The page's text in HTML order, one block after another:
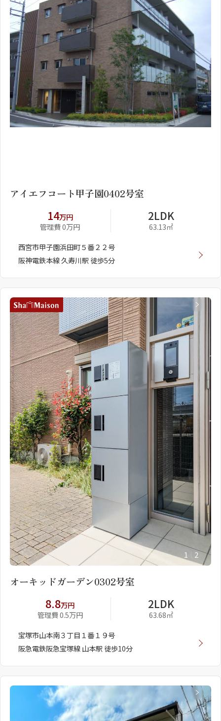
アイエフコート甲子園0402号室
14万円
管理費 0万円
2LDK
63.13㎡
西宮市甲子園浜田町５番２２号
阪神電鉄本線 久寿川駅 徒歩5分
1 2
オーキッドガーデン0302号室
8.8万円
管理費 0.5万円
2LDK
63.68㎡
宝塚市山本南３丁目１番１９号
阪急電鉄阪急宝塚線 山本駅 徒歩10分